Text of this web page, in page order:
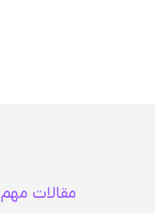
مقالات مهم